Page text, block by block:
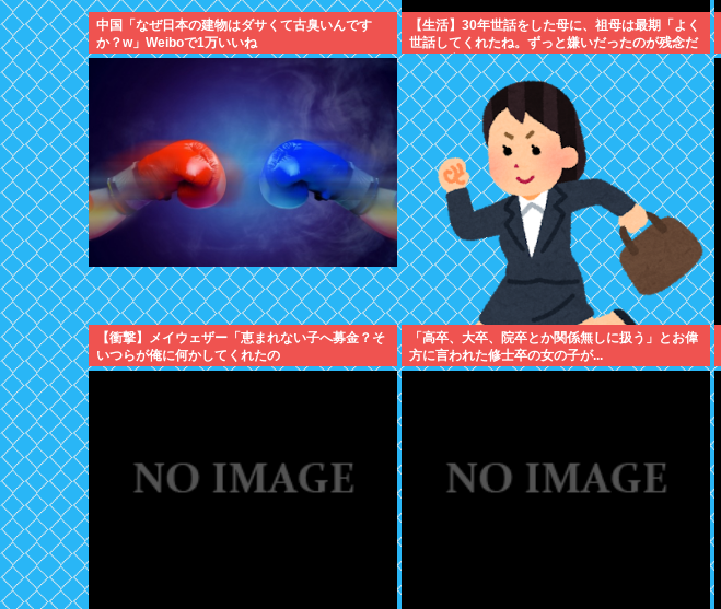
中国「なぜ日本の建物はダサくて古臭いんです
か？w」Weiboで1万いいね
【生活】30年世話をした母に、祖母は最期「よく
世話してくれたね。ずっと嫌いだったのが残念だ
よ」と言って死んだ
【衝撃】メイウェザー「恵まれない子へ募金？そ
いつらが俺に何かしてくれたの
か・・・・・・？」⇒！！！
「高卒、大卒、院卒とか関係無しに扱う」とお偉
方に言われた修士卒の女の子が...